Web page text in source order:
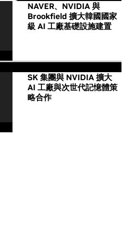
NAVER、NVIDIA 與
Brookfield 擴大韓國國家
級 AI 工廠基礎設施建置
SK 集團與 NVIDIA 擴大
AI 工廠與次世代記憶體策
略合作